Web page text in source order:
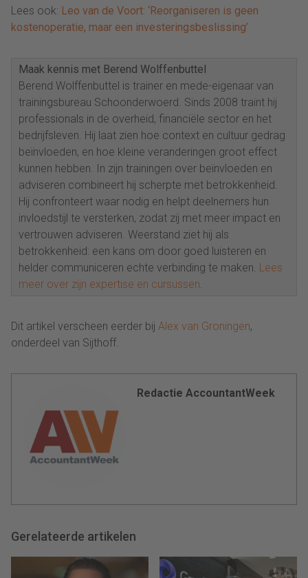
Lees ook: Leo van de Voort: ‘Reorganiseren is geen
kostenoperatie, maar een investeringsbeslissing’
Maak kennis met Berend Wolffenbuttel
Berend Wolffenbuttel is trainer en mede-eigenaar van
trainingsbureau Schoonderwoerd. Sinds 2008 traint hij
professionals in de overheid, financiële sector en het
bedrijfsleven. Hij laat zien hoe context en cultuur gedrag
beïnvloeden, en hoe kleine veranderingen groot effect
kunnen hebben. In zijn trainingen over beïnvloeden en
adviseren combineert hij scherpte met betrokkenheid.
Hij confronteert waar nodig en helpt deelnemers hun
invloedstijl te versterken, zodat zij met meer impact en
vertrouwen adviseren. Weerstand ziet hij als
betrokkenheid: een kans om door goed luisteren en
helder communiceren echte verbinding te maken. Lees
meer over zijn expertise en cursussen.
Dit artikel verscheen eerder bij Alex van Groningen,
onderdeel van Sijthoff.
Redactie AccountantWeek
Gerelateerde artikelen